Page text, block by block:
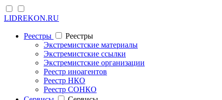
LIDREKON.RU
Реестры
Реестры
Экстремистские материалы
Экстремистские ссылки
Экстремистские организации
Реестр иноагентов
Реестр НКО
Реестр СОНКО